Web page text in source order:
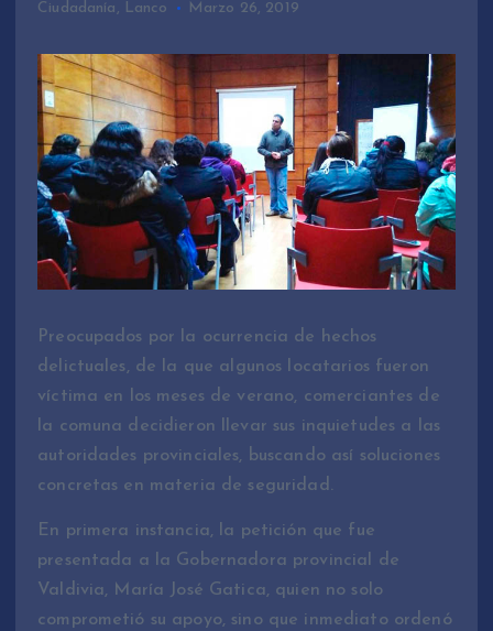
Ciudadanía , Lanco Marzo 26, 2019
Preocupados por la ocurrencia de hechos
delictuales, de la que algunos locatarios fueron
víctima en los meses de verano, comerciantes de
la comuna decidieron llevar sus inquietudes a las
autoridades provinciales, buscando así soluciones
concretas en materia de seguridad.
En primera instancia, la petición que fue
presentada a la Gobernadora provincial de
Valdivia, María José Gatica, quien no solo
comprometió su apoyo, sino que inmediato ordenó